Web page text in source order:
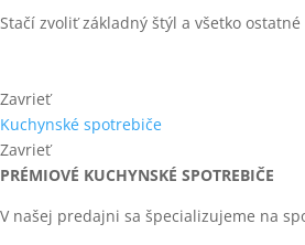
Stačí zvoliť základný štýl a všetko
Zavrieť
Kuchynské spotrebiče
Zavrieť
PRÉMIOVÉ KUCHYNSKÉ SPOTREBIČE
V našej predajni sa špecializujeme na